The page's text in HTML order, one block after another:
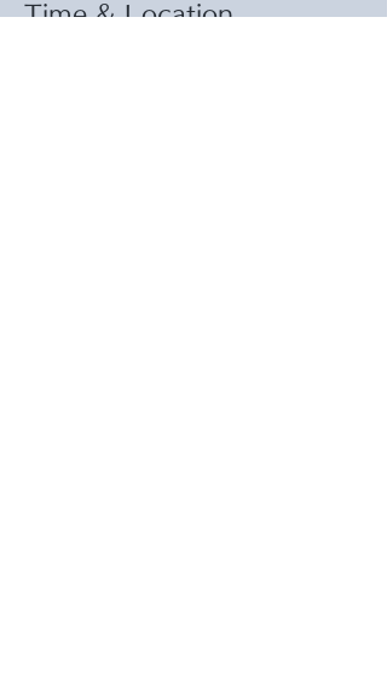
Time & Location